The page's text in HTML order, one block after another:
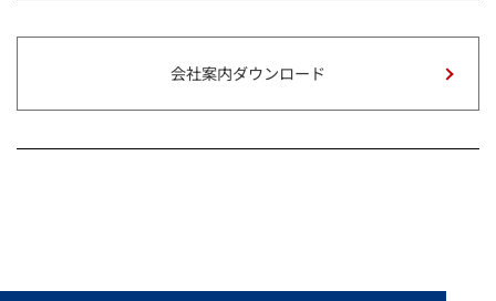
会社案内ダウンロード